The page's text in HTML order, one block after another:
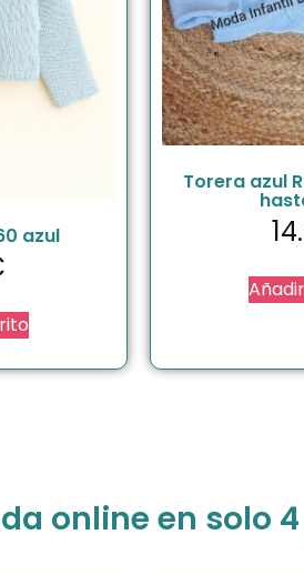
azul
Torera azul
online en solo